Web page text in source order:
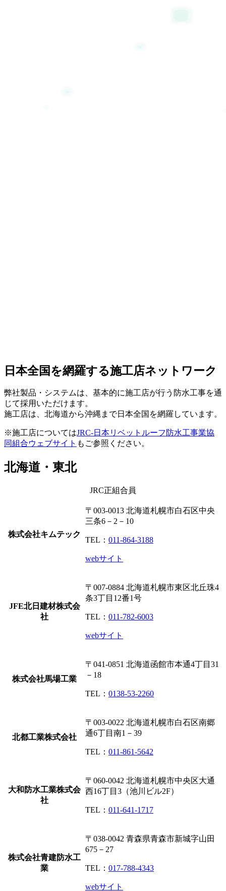
日本全国を網羅する施工店ネットワーク
弊社製品・システムは、基本的に施工店が行う防水工事を通
じて採用いただけます。
施工店は、北海道から沖縄まで日本全国を網羅しています。
※施工店についてはJRC-日本リベットルーフ防水工事業協
同組合ウェブサイト もご参照ください。
北海道・東北
JRC正組合員
株式会社キムテック
〒003-0013 北海道札幌市白石区中央
三条6－2－10
TEL： 011-864-3188
webサイト
JFE北日建材株式会
社
〒007-0884 北海道札幌市東区北丘珠4
条3丁目12番1号
TEL： 011-782-6003
webサイト
株式会社馬場工業
〒041-0851 北海道函館市本通4丁目31
－18
TEL： 0138-53-2260
北都工業株式会社
〒003-0022 北海道札幌市白石区南郷
通6丁目南1－39
TEL： 011-861-5642
大和防水工業株式会
社
〒060-0042 北海道札幌市中央区大通
西16丁目3（池川ビル2F）
TEL： 011-641-1717
株式会社青建防水工
業
〒038-0042 青森県青森市新城字山田
675－27
TEL： 017-788-4343
webサイト